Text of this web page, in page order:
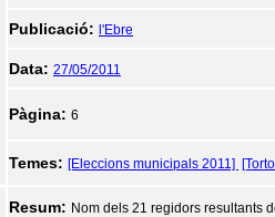
Publicació: l'Ebre
Data: 27/05/2011
Pàgina: 6
Temes: [Eleccions municipals 2011]
Resum: Nom dels 21 regidors resultants